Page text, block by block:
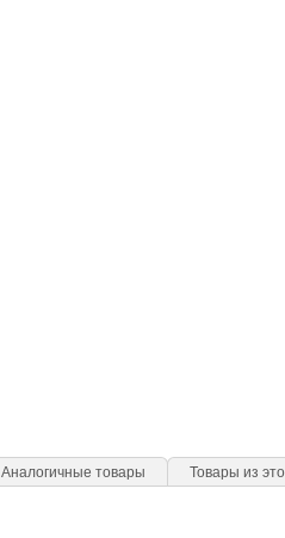
Аналогичные товары Товары из